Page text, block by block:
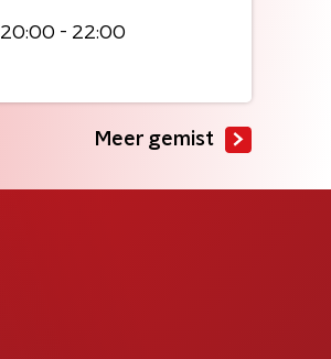
20:00 - 22:00
Meer gemist